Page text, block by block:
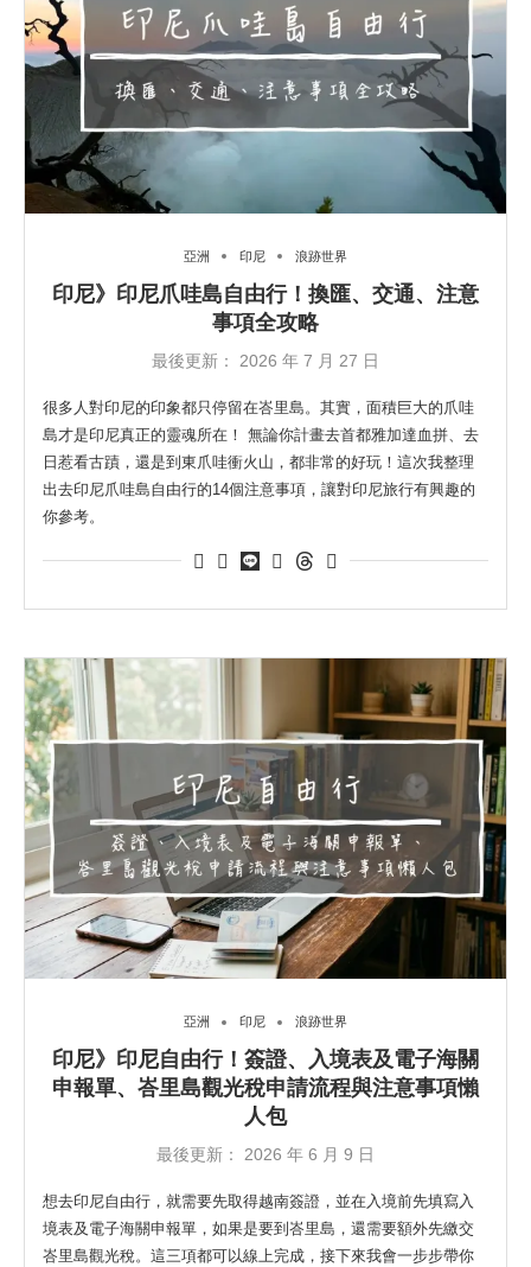
亞洲 印尼 浪跡世界
印尼》印尼爪哇島自由行！換匯、交通、注意
事項全攻略
最後更新： 2026 年 7 月 27 日
很多人對印尼的印象都只停留在峇里島。其實，面積巨大的爪哇
島才是印尼真正的靈魂所在！ 無論你計畫去首都雅加達血拼、去
日惹看古蹟，還是到東爪哇衝火山，都非常的好玩！這次我整理
出去印尼爪哇島自由行的14個注意事項，讓對印尼旅行有興趣的
你參考。
亞洲 印尼 浪跡世界
印尼》印尼自由行！簽證、入境表及電子海關
申報單、峇里島觀光稅申請流程與注意事項懶
人包
最後更新： 2026 年 6 月 9 日
想去印尼自由行，就需要先取得越南簽證，並在入境前先填寫入
境表及電子海關申報單，如果是要到峇里島，還需要額外先繳交
峇里島觀光稅。這三項都可以線上完成，接下來我會一步步帶你